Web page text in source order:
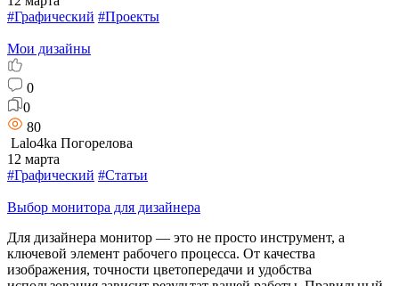
#Графический #Проекты
Мои дизайны
0
0
80
Lalo4ka Погорелова
12 марта
#Графический #Статьи
Выбор монитора для дизайнера
Для дизайнера монитор — это не просто инструмент, а
ключевой элемент рабочего процесса. От качества
изображения, точности цветопередачи и удобства